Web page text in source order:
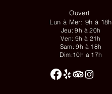
Ouvert
Lun à Mer: 9h à 18h
Jeu: 9h à 20h
Ven: 9h à 21h
Sam: 9h à 18h
Dim:10h à 17h